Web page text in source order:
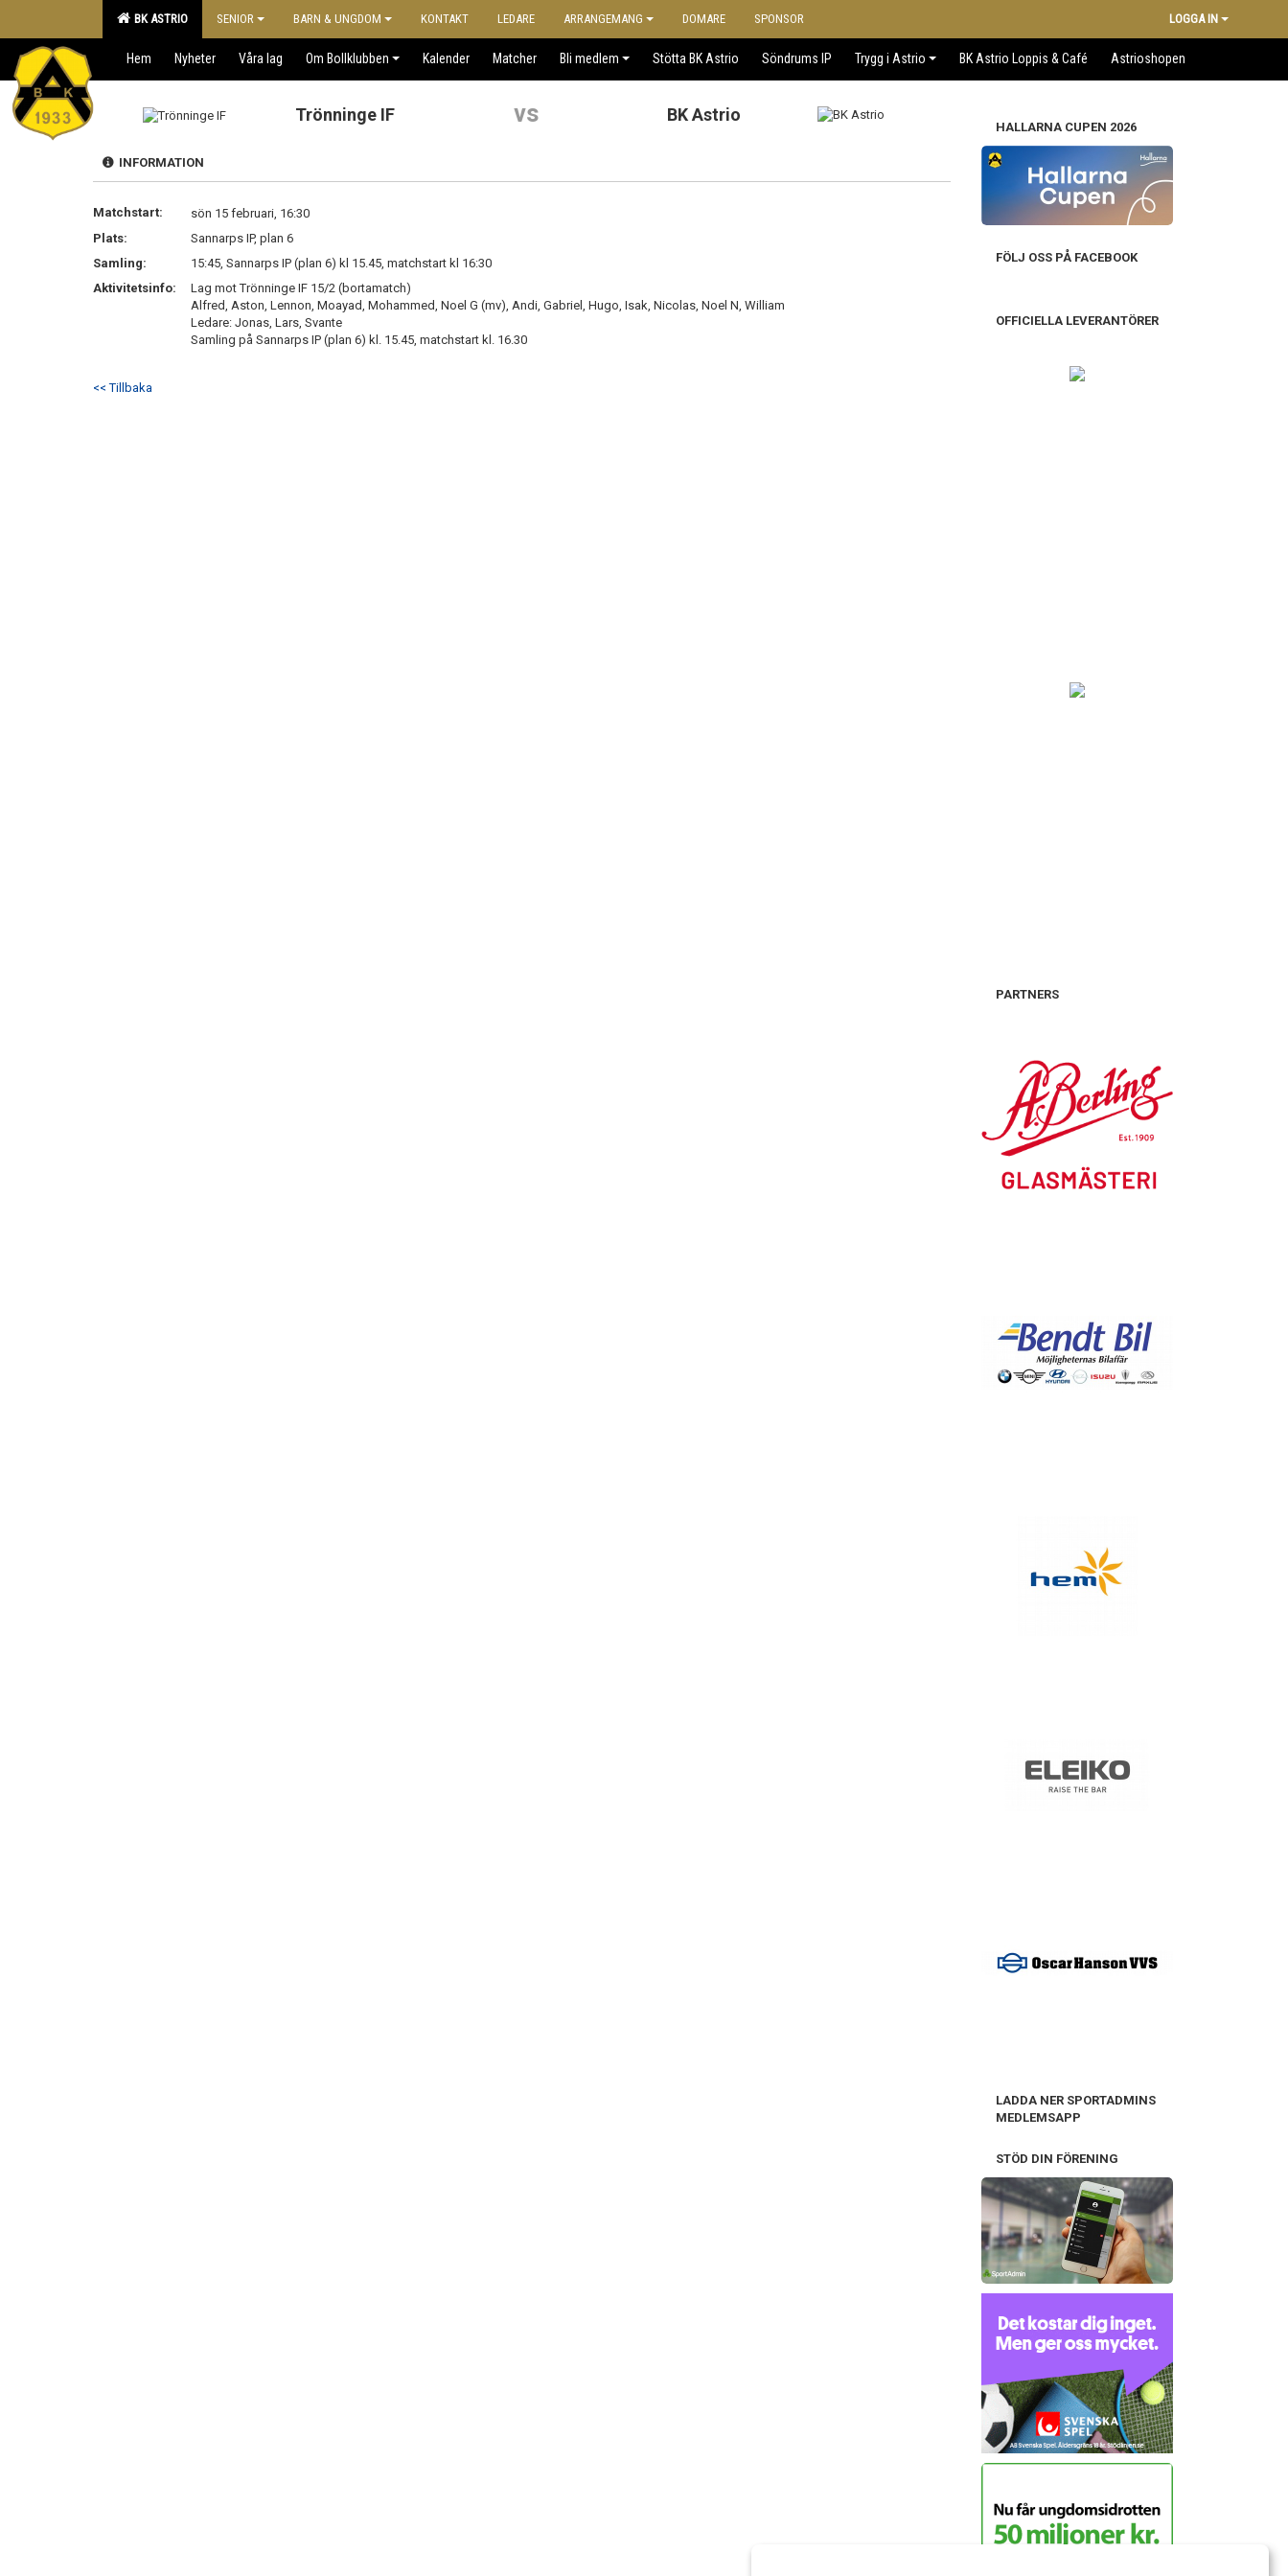
BK ASTRIO SENIOR BARN & UNGDOM KONTAKT LEDARE ARRANGEMANG DOMARE SPONSOR LOGGA IN
Hem Nyheter Våra lag Om Bollklubben Kalender Matcher Bli medlem Stötta BK Astrio Söndrums IP Trygg i Astrio BK Astrio Loppis & Café Astrioshopen
Trönninge IF vs BK Astrio
INFORMATION
Matchstart:
sön 15 februari, 16:30
Plats:
Sannarps IP, plan 6
Samling:
15:45, Sannarps IP (plan 6) kl 15.45, matchstart kl 16:30
Aktivitetsinfo:
Lag mot Trönninge IF 15/2 (bortamatch)
Alfred, Aston, Lennon, Moayad, Mohammed, Noel G (mv), Andi, Gabriel, Hugo, Isak, Nicolas, Noel N, William
Ledare: Jonas, Lars, Svante
Samling på Sannarps IP (plan 6) kl. 15.45, matchstart kl. 16.30
<< Tillbaka
HALLARNA CUPEN 2026
FÖLJ OSS PÅ FACEBOOK
OFFICIELLA LEVERANTÖRER
PARTNERS
LADDA NER SPORTADMINS
MEDLEMSAPP
STÖD DIN FÖRENING